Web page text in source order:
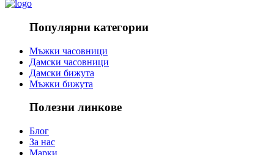
Популярни категории
Мъжки часовници
Дамски часовници
Дамски бижута
Мъжки бижута
Полезни линкове
Блог
За нас
Марки